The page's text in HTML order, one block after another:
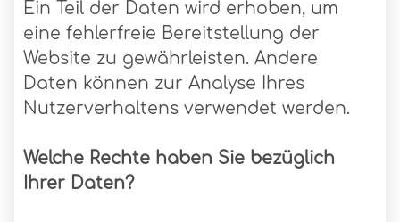
Ein Teil der Daten wird erhoben, um
eine fehlerfreie Bereitstellung der
Website zu gewährleisten. Andere
Daten können zur Analyse Ihres
Nutzerverhaltens verwendet werden.
Welche Rechte haben Sie bezüglich
Ihrer Daten?